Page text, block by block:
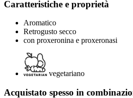
Caratteristiche e proprietà
Aromatico
Retrogusto secco
con proxeronina e proxeronasi
vegetariano
Acquistato spesso in